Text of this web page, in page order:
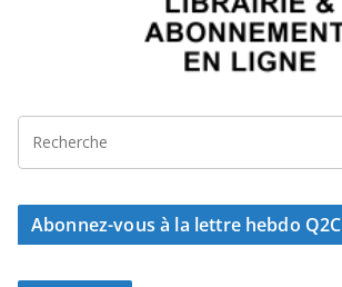
Abonnez-vous à la lettre hebdo Q2C